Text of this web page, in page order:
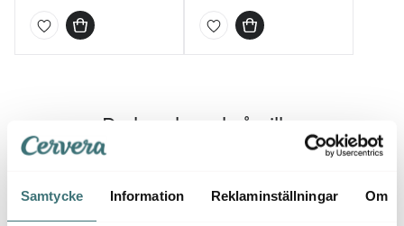
Samtycke Information Reklaminställningar Om
Du kanske också gillar